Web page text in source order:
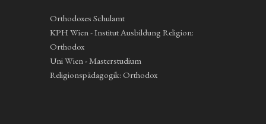
Orthodoxes Schulamt
KPH Wien - Institut Ausbildung Religion:
Orthodox
Uni Wien - Masterstudium
Religionspädagogik: Orthodox